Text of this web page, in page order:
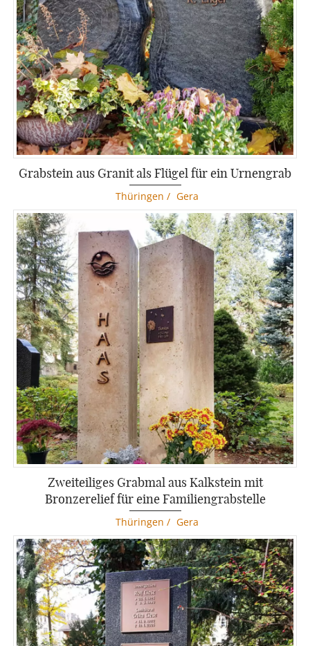
Grabstein aus Granit als Flügel für ein Urnengrab
Thüringen / Gera
Zweiteiliges Grabmal aus Kalkstein mit
Bronzerelief für eine Familiengrabstelle
Thüringen / Gera